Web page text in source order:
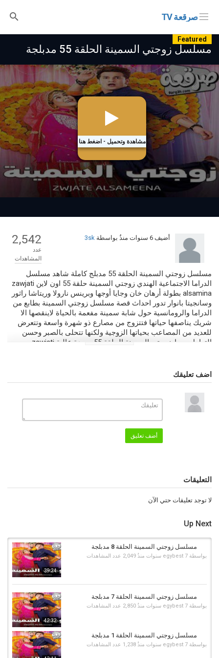
صرقعة TV
Featured
مسلسل زوجتي السمينة الحلقة 55 مدبلجة
مشاهدة وتحميل - اضغط هنا
أضيف 6 سنوات منذُ بواسطة 3sk
2,542
عدد
المشاهدات
مسلسل زوجتي السمينة الحلقة 55 مدبلج كاملة شاهد مسلسل
الدراما الاجتماعية الهندي زوجتي السمينة حلقة 55 اون لاين zawjati
alsamina بطولة أرهان خان وجايا أوجها وبرينس نارولا وريتاشا راثور
وسانجيتا بانوار تدور احداث قصة مسلسل زوجتي السمينة بطابع من
الدراما والرومانسية حول شابة سمينة مفعمة بالحياة لاينقصها الا
شريك يناصفها حياتها فتتزوج من مصارع ذو شهرة واسعة وتتعرض
للعديد من المصاعب بحياتها الزوجية ولكنها تتحلى بالصبر وحسن
التعامل معها. زوجتي السمينة الحلقة 55 بجودة عالية zawjati
مسلسلات مدبلجة 2020
الكلمات الدلالية
مسلسل زوجتي السمينة الحلقة 55 مدبلجة
zawjati alsamina 55
, مسلسل زوجتي السمينة مدبلج, زوجتي السمينة
مسلسل زوجتي السمينة الحلقة 55
مسلسل زوجتي السمينة
اضف تعليقك
أضف تعليق
التعليقات
لا توجد تعليقات حتي الآن
Up Next
39:24
مسلسل زوجتي السمينة الحلقة 8 مدبلجة
بواسطة egybest 7 سنوات منذُ 2,049 عدد المشاهدات
42:32
مسلسل زوجتي السمينة الحلقة 7 مدبلجة
بواسطة egybest 7 سنوات منذُ 2,850 عدد المشاهدات
مسلسل زوجتي السمينة الحلقة 1 مدبلجة
بواسطة egybest 7 سنوات منذُ 1,238 عدد المشاهدات